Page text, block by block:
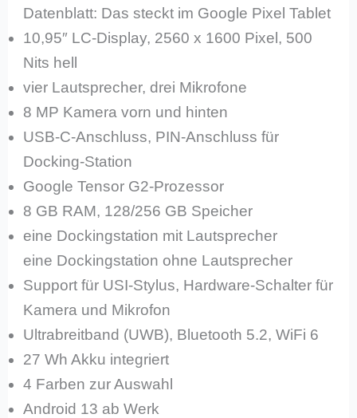
Datenblatt: Das steckt im Google Pixel Tablet
10,95″ LC-Display, 2560 x 1600 Pixel, 500
Nits hell
vier Lautsprecher, drei Mikrofone
8 MP Kamera vorn und hinten
USB-C-Anschluss, PIN-Anschluss für
Docking-Station
Google Tensor G2-Prozessor
8 GB RAM, 128/256 GB Speicher
eine Dockingstation mit Lautsprecher
eine Dockingstation ohne Lautsprecher
Support für USI-Stylus, Hardware-Schalter für
Kamera und Mikrofon
Ultrabreitband (UWB), Bluetooth 5.2, WiFi 6
27 Wh Akku integriert
4 Farben zur Auswahl
Android 13 ab Werk